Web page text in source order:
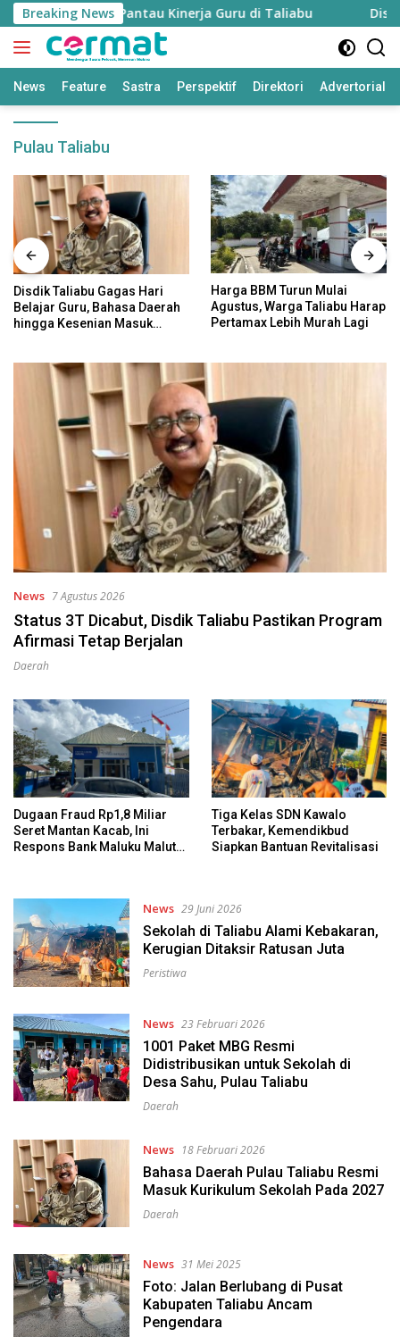
Langsung
ke
konten
Breaking News
untuk Pantau Kinerja Guru di Taliabu Disdik
News Feature Sastra Perspektif Direktori Advertorial
Pulau Taliabu
Disdik Taliabu Gagas Hari
Belajar Guru, Bahasa Daerah
hingga Kesenian Masuk
Harga BBM Turun Mulai
Agustus, Warga Taliabu Harap
Pertamax Lebih Murah Lagi
News 7 Agustus 2026
Status 3T Dicabut, Disdik Taliabu Pastikan Program
Afirmasi Tetap Berjalan
Daerah
Dugaan Fraud Rp1,8 Miliar
Seret Mantan Kacab, Ini
Respons Bank Maluku Malut
Tiga Kelas SDN Kawalo
Terbakar, Kemendikbud
Siapkan Bantuan Revitalisasi
News 29 Juni 2026
Sekolah di Taliabu Alami Kebakaran,
Kerugian Ditaksir Ratusan Juta
Peristiwa
News 23 Februari 2026
1001 Paket MBG Resmi
Didistribusikan untuk Sekolah di
Desa Sahu, Pulau Taliabu
Daerah
News 18 Februari 2026
Bahasa Daerah Pulau Taliabu Resmi
Masuk Kurikulum Sekolah Pada 2027
Daerah
News 31 Mei 2025
Foto: Jalan Berlubang di Pusat
Kabupaten Taliabu Ancam
Pengendara